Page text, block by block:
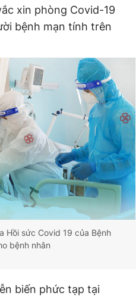
Liên hệ quảng cáo
0908 780 404
Tòa soạn Chính sách bảo
Thành
BTTTT cấp ngày 24.3.2020
Báo Thanh Niên. Cấm sao
có sự chấp thuận bằng văn
JSC.
xin phòng Covid-19
bệnh mạn tính trên
Hồi sức Covid 19 của Bệnh
bệnh nhân
biến phức tạp tại